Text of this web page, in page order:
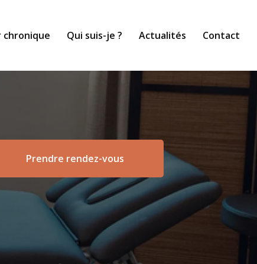
chronique Qui suis-je ? Actualités Contact
Prendre rendez-vous